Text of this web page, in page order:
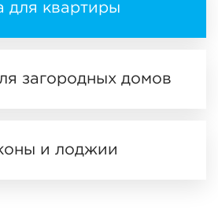
для квартиры
загородных домов
и лоджии